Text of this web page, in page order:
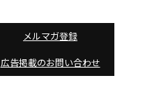
メルマガ登録
広告掲載のお問い合わせ